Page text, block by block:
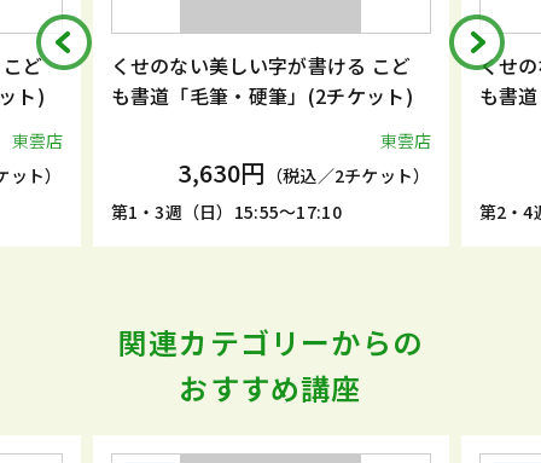
ど
ト)
東雲店
ト）
くせのない美しい字が書ける こど
も書道「毛筆・硬筆」(2チケット)
東雲店
3,630円 （税込／2チケット）
第1・3週（日）15:55～17:10
くせ
も書
第2・4
関連カテゴリーからの
おすすめ講座